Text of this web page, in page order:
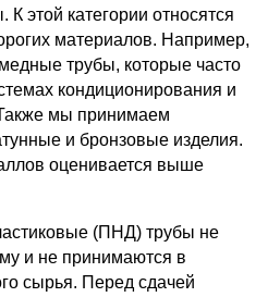
этой категории относятся
материалов. Например,
трубы, которые часто
кондиционирования и
мы принимаем
и бронзовые изделия.
оценивается выше
(ПНД) трубы не
и не принимаются в
сырья. Перед сдачей